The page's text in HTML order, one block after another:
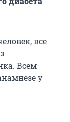
все
Всем
у